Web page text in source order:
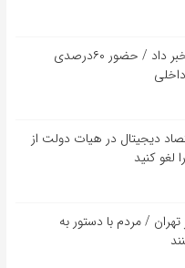
شورای عالی فضای مجازی خبر داد / حضور ۶۰درصدی
دیجیتال در هیات دولت از
لغو کنید
/ مردم با دستور به